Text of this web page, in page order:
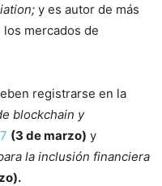
y es autor de más
mercados de
registrarse en la
blockchain y
(3 de marzo) y
la inclusión financiera